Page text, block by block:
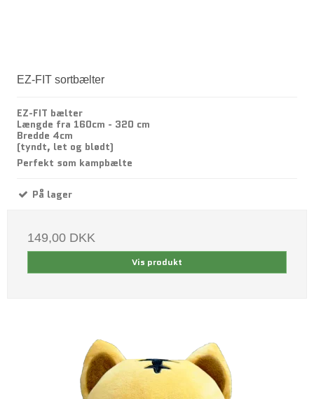
EZ-FIT sortbælter
EZ-FIT bælter
Længde fra 160cm - 320 cm
Bredde 4cm
(tyndt, let og blødt)
Perfekt som kampbælte
På lager
149,00 DKK
Vis produkt